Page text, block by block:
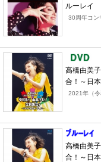
ルーレイ
30周年コン
高橋由美
合！～日
2021年（令
高橋由美
合！～日